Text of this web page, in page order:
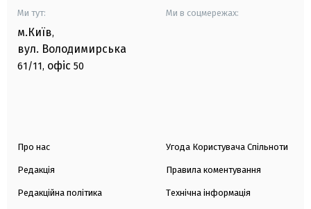
Ми тут:
м.Київ,
вул. Володимирська
61/11, офіс 50
Ми в соцмережах:
Про нас
Редакція
Редакційна політика
Угода Користувача Спільноти
Правила коментування
Технічна інформація